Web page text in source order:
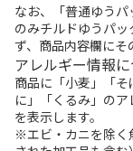
なお、「普通ゆう
のみチルドゆうパ
ず、商品内容欄にそ
アレルギー情報
商品に「小麦」「
に」「くるみ」の
を表示します。
※エビ・カニを除く